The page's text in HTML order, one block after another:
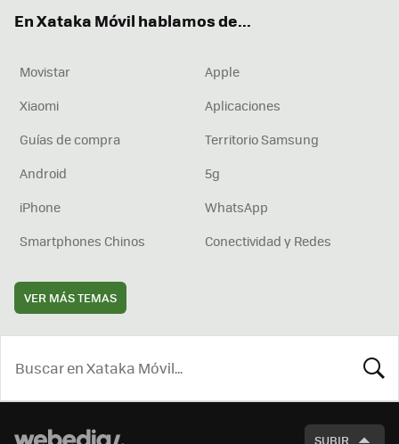
En Xataka Móvil hablamos de...
Movistar
Apple
Xiaomi
Aplicaciones
Guías de compra
Territorio Samsung
Android
5g
iPhone
WhatsApp
Smartphones Chinos
Conectividad y Redes
VER MÁS TEMAS
SUBIR